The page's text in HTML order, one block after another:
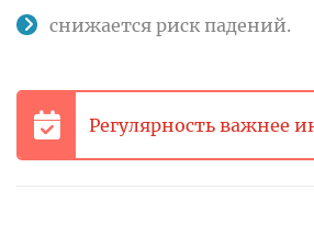
снижается риск падений.
Регулярность важнее